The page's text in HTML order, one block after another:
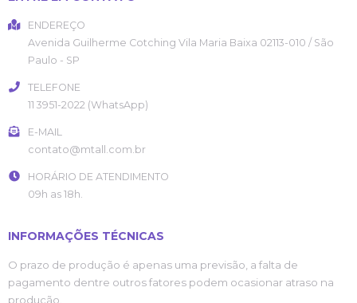
ENDEREÇO
Avenida Guilherme Cotching Vila Maria Baixa 02113-010 / São
Paulo - SP
TELEFONE
11 3951-2022 (WhatsApp)
E-MAIL
contato@mtall.com.br
HORÁRIO DE ATENDIMENTO
09h as 18h.
INFORMAÇÕES TÉCNICAS
O prazo de produção é apenas uma previsão, a falta de
pagamento dentre outros fatores podem ocasionar atraso na
produção.